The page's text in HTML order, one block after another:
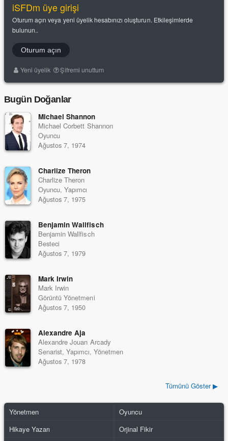
iSFDm üye girişi
Oturum açın veya yeni üyelik hesabınızı oluşturun. Etkileşimlerde
bulunun..
Oturum açın
Yeni üyelik Şifremi unuttum
Bugün Doğanlar
Michael Shannon
Michael Corbett Shannon
Oyuncu
Ağustos 7, 1974
Charlize Theron
Charlize Theron
Oyuncu, Yapımcı
Ağustos 7, 1975
Benjamin Wallfisch
Benjamin Wallfisch
Besteci
Ağustos 7, 1979
Mark Irwin
Mark Irwin
Görüntü Yönetmeni
Ağustos 7, 1950
Alexandre Aja
Alexandre Jouan Arcady
Senarist, Yapımcı, Yönetmen
Ağustos 7, 1978
Tümünü Göster ▶
Yönetmen
Oyuncu
Hikaye Yazarı
Orjinal Fikir